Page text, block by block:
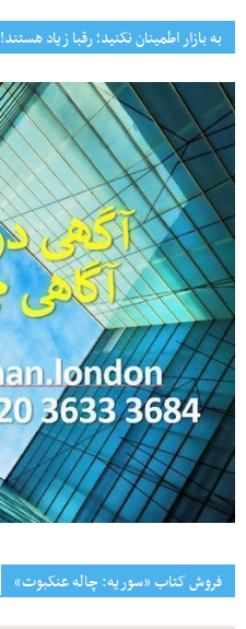
به بازار اطمینان نکنید؛ رقبا زیاد هستند!
فروش کتاب «سوریه: چاله عنکبوت»